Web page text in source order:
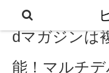
dマガジンは
能！マルチ